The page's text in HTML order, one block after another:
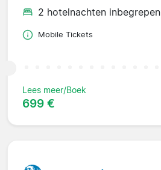
2 hotelnachten inbegrepen
Mobile Tickets
Lees meer/Boek
699 €